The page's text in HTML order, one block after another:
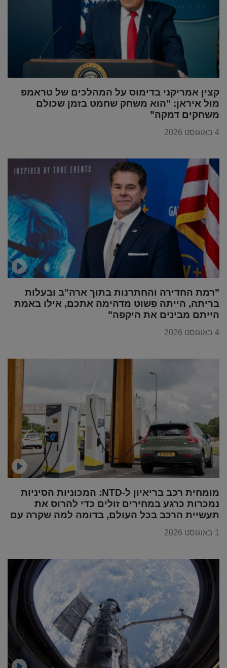
קצין אמריקני בדימוס על המהלכים של טראמפ
מול איראן: "הוא משחק שחמט בזמן שכולם
משחקים דמקה"
4 באוגוסט 2026
"רמת החדירה והחתרנות בתוך ארה"ב ובעלות
בריתה, הייתה פשוט מדהימה אתכם, אילו באמת
הייתם מבינים את היקפה"
4 באוגוסט 2026
מומחית רכב בריאיון ל-NTD: המכוניות הסיניות
נמכרות כרגע במחירים זולים כדי להרוס את
תעשיית הרכב בכל העולם, בדומה למה שקרה עם
1 באוגוסט 2026